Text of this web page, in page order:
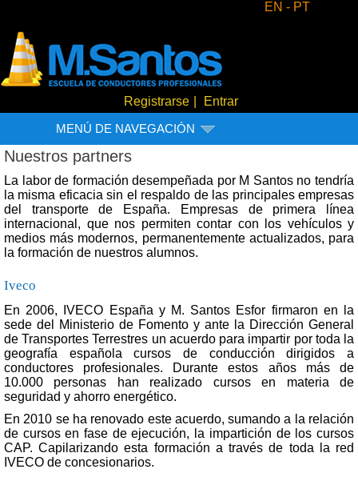
EN - PT
Registrarse
Entrar
MENÚ DE NAVEGACIÓN
Nuestros partners
La labor de formación desempeñada por M Santos no tendría
la misma eficacia sin el respaldo de las principales empresas
del transporte de España. Empresas de primera línea
internacional, que nos permiten contar con los vehículos y
medios más modernos, permanentemente actualizados, para
la formación de nuestros alumnos.
Iveco
En 2006, IVECO España y M. Santos Esfor firmaron en la
sede del Ministerio de Fomento y ante la Dirección General
de Transportes Terrestres un acuerdo para impartir por toda la
geografía española cursos de conducción dirigidos a
conductores profesionales. Durante estos años más de
10.000 personas han realizado cursos en materia de
seguridad y ahorro energético.
En 2010 se ha renovado este acuerdo, sumando a la relación
de cursos en fase de ejecución, la impartición de los cursos
CAP. Capilarizando esta formación a través de toda la red
IVECO de concesionarios.